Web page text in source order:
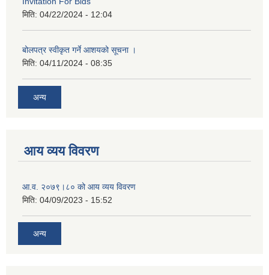
मिति: 04/22/2024 - 12:04
बोलपत्र स्वीकृत गर्ने आशयको सूचना ।
मिति: 04/11/2024 - 08:35
अन्य
आय व्यय विवरण
आ.व. २०७९।८० को आय व्यय विवरण
मिति: 04/09/2023 - 15:52
अन्य